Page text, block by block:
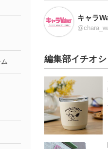
キャラ
編集部イチオシ